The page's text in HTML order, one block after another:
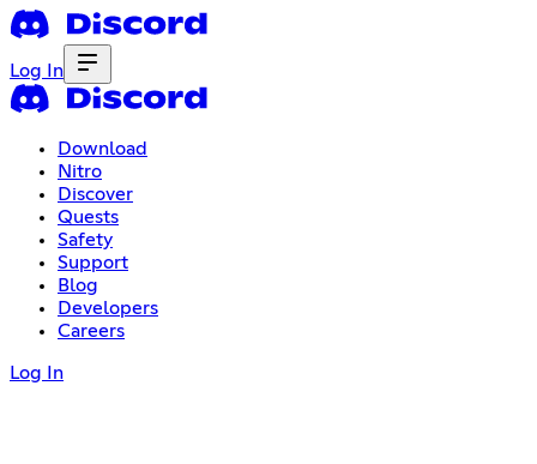
Log In
Download
Nitro
Discover
Quests
Safety
Support
Blog
Developers
Careers
Log In